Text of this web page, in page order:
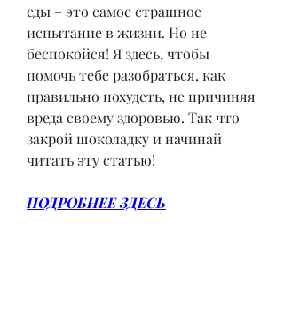
еды – это самое страшное
испытание в жизни. Но не
беспокойся! Я здесь, чтобы
помочь тебе разобраться, как
правильно похудеть, не причиняя
вреда своему здоровью. Так что
закрой шоколадку и начинай
читать эту статью!
ПОДРОБНЕЕ ЗДЕСЬ